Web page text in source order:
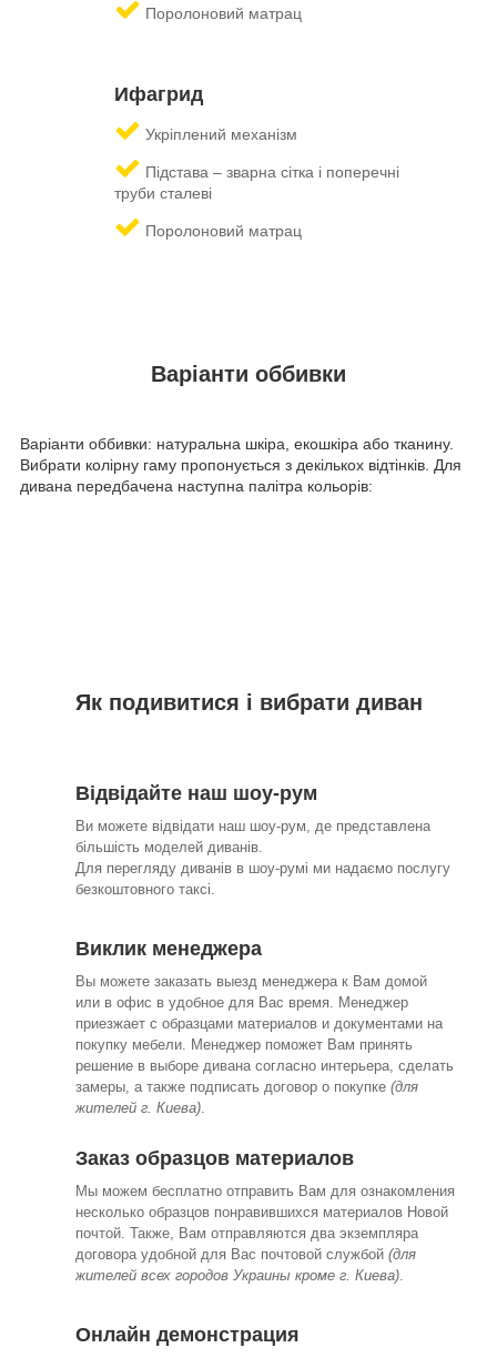
Поролоновий матрац
Ифагрид
Укріплений механізм
Підстава – зварна сітка і поперечні
труби сталеві
Поролоновий матрац
Варіанти оббивки
Варіанти оббивки: натуральна шкіра, екошкіра або тканину.
Вибрати колірну гаму пропонується з декількох відтінків. Для
дивана передбачена наступна палітра кольорів:
Як подивитися і вибрати диван
Відвідайте наш шоу-рум
Ви можете відвідати наш шоу-рум, де представлена
більшість моделей диванів.
Для перегляду диванів в шоу-румі ми надаємо послугу
безкоштовного таксі.
Виклик менеджера
Вы можете заказать выезд менеджера к Вам домой
или в офис в удобное для Вас время. Менеджер
приезжает с образцами материалов и документами на
покупку мебели. Менеджер поможет Вам принять
решение в выборе дивана согласно интерьера, сделать
замеры, а также подписать договор о покупке (для
жителей г. Киева).
Заказ образцов материалов
Мы можем бесплатно отправить Вам для ознакомления
несколько образцов понравившихся материалов Новой
почтой. Также, Вам отправляются два экземпляра
договора удобной для Вас почтовой службой (для
жителей всех городов Украины кроме г. Киева).
Онлайн демонстрация